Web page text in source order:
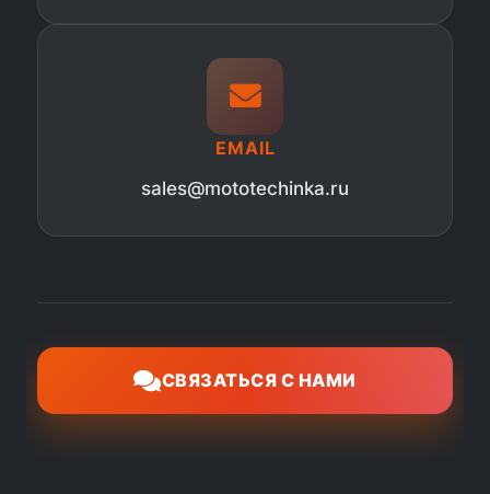
EMAIL
sales@mototechinka.ru
СВЯЗАТЬСЯ С НАМИ